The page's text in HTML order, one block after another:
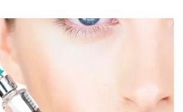
не раньше чем через
взгляд это кажется
Форма уже изменена, швы
преобразилась. Однако
операция не заканчивается
Она запускает